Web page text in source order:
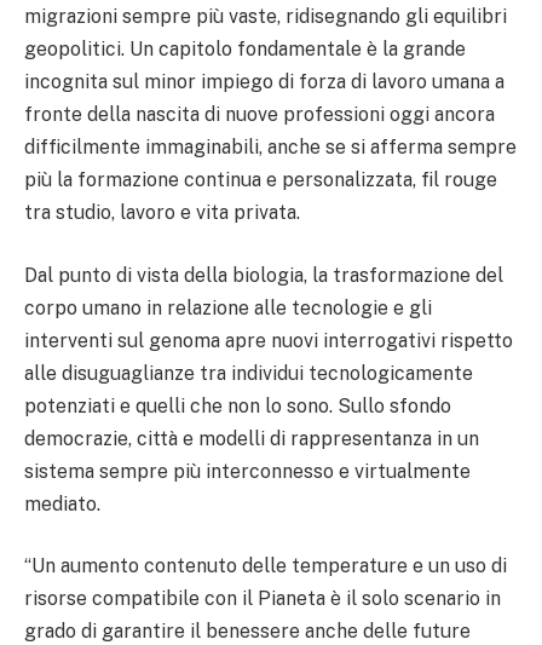
migrazioni sempre più vaste, ridisegnando gli equilibri
geopolitici. Un capitolo fondamentale è la grande
incognita sul minor impiego di forza di lavoro umana a
fronte della nascita di nuove professioni oggi ancora
difficilmente immaginabili, anche se si afferma sempre
più la formazione continua e personalizzata, fil rouge
tra studio, lavoro e vita privata.
Dal punto di vista della biologia, la trasformazione del
corpo umano in relazione alle tecnologie e gli
interventi sul genoma apre nuovi interrogativi rispetto
alle disuguaglianze tra individui tecnologicamente
potenziati e quelli che non lo sono. Sullo sfondo
democrazie, città e modelli di rappresentanza in un
sistema sempre più interconnesso e virtualmente
mediato.
“Un aumento contenuto delle temperature e un uso di
risorse compatibile con il Pianeta è il solo scenario in
grado di garantire il benessere anche delle future